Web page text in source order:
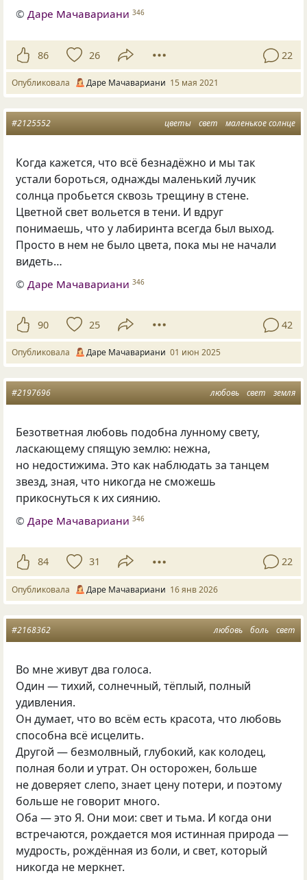
©Даре Мачавариани 346
86 26 22
Опубликовала Даре Мачавариани 15 мая 2021
цветы свет маленькое солнце
#2125552
Когда кажется, что всё безнадёжно и мы так
устали бороться, однажды маленький лучик
солнца пробьется сквозь трещину в стене.
Цветной свет вольется в тени. И вдруг
понимаешь, что у лабиринта всегда был выход.
Просто в нем не было цвета, пока мы не начали
видеть…
© Даре Мачавариани 346
90 25 42
Опубликовала Даре Мачавариани 01 июн 2025
любовь свет земля
#2197696
Безответная любовь подобна лунному свету,
ласкающему спящую землю: нежна,
но недостижима. Это как наблюдать за танцем
звезд, зная, что никогда не сможешь
прикоснуться к их сиянию.
© Даре Мачавариани 346
84 31 22
Опубликовала Даре Мачавариани 16 янв 2026
любовь боль свет
#2168362
Во мне живут два голоса.
Один — тихий, солнечный, тёплый, полный
удивления.
Он думает, что во всём есть красота, что любовь
способна всё исцелить.
Другой — безмолвный, глубокий, как колодец,
полная боли и утрат. Он осторожен, больше
не доверяет слепо, знает цену потери, и поэтому
больше не говорит много.
Оба — это Я. Они мои: свет и тьма. И когда они
встречаются, рождается моя истинная природа —
мудрость, рождённая из боли, и свет, который
никогда не меркнет.